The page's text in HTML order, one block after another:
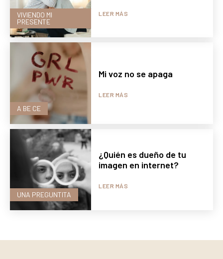
VIVIENDO MI
PRESENTE
LEER MÁS
A BE CE
Mi voz no se apaga
LEER MÁS
UNA PREGUNTITA
¿Quién es dueño de tu
imagen en internet?
LEER MÁS